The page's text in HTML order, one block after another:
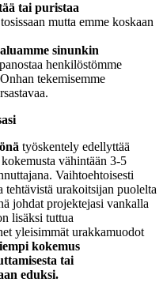
tai puristaa
mutta emme koskaan
sinunkin
henkilöstömme
tekemisemme
työskentely edellyttää
vähintään 3-5
Vaihtoehtoisesti
tehtävistä urakoitsijan puolelta
johdat projektejasi vankalla
lisäksi tuttua
yleisimmät urakkamuodot
kokemus
tai
eduksi.